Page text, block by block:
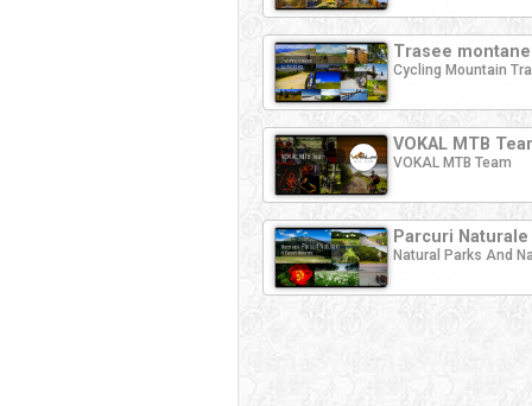
Trasee
Cycling Mountain
VOKAL MTB
VOKAL MTB Team
Parcuri
Natural Parks And